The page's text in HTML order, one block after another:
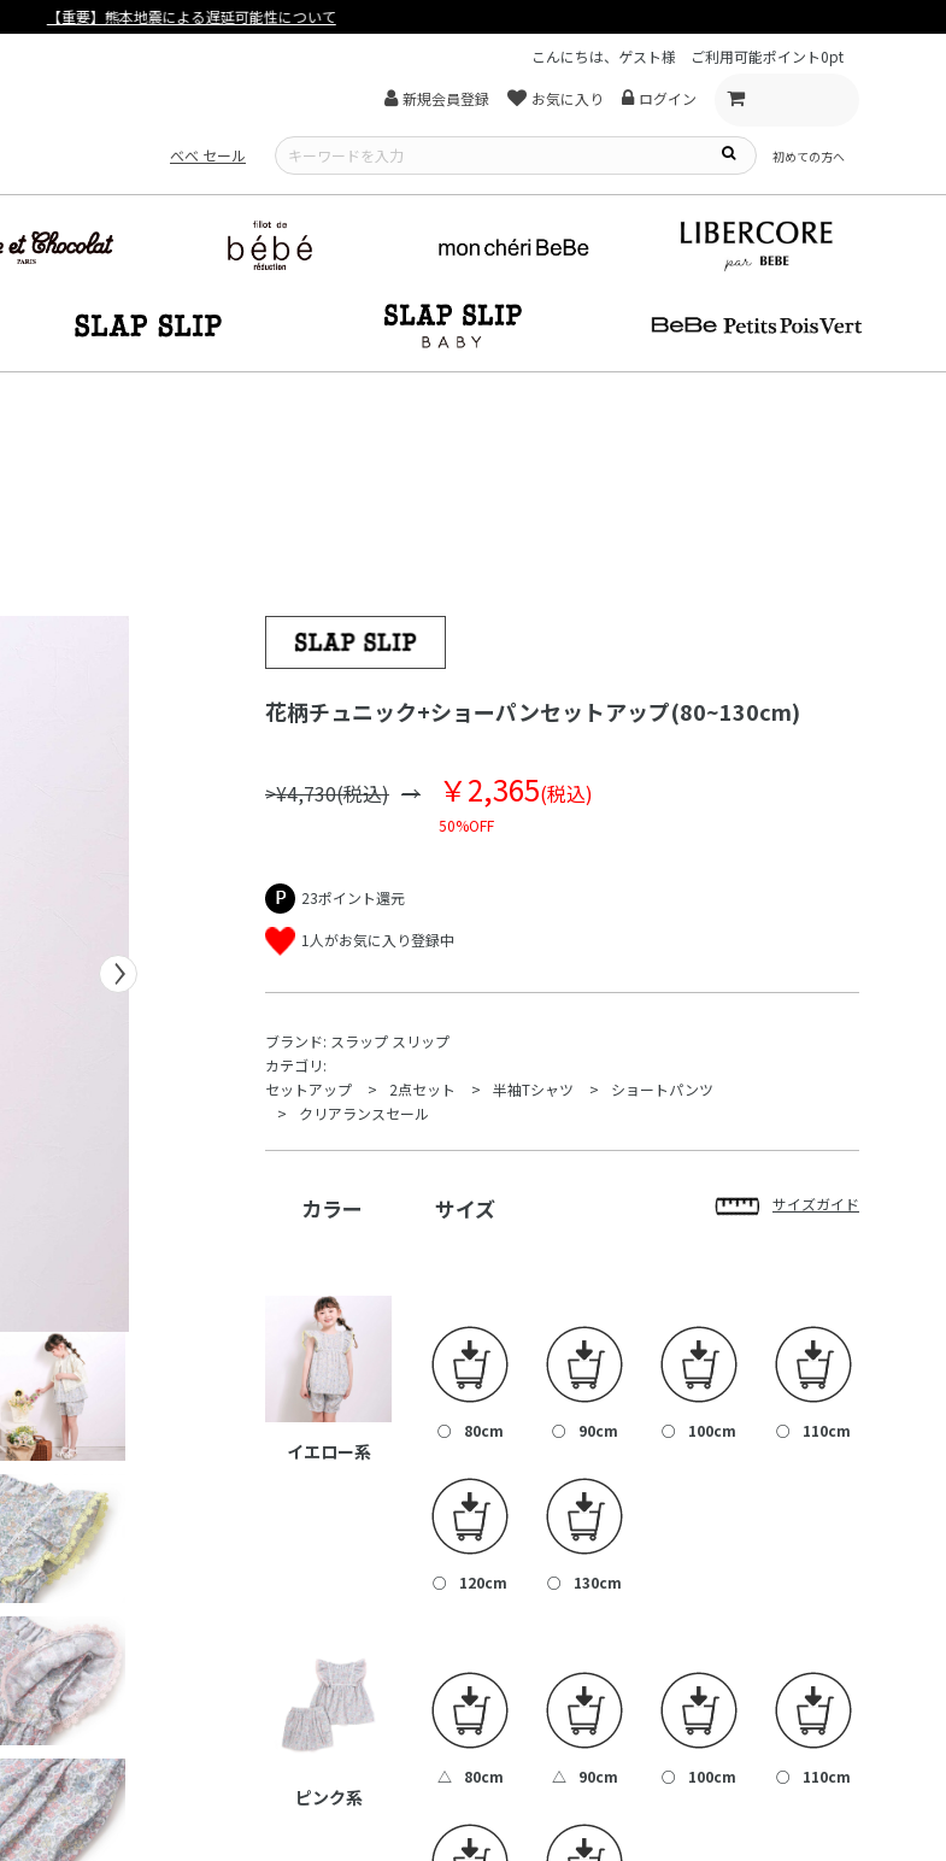
【重要】熊本地震による遅延可能性について
こんにちは、ゲスト様
ご利用可能ポイント0pt
新規会員登録 お気に入り ログイン
べべ セール 初めての方へ
花柄チュニック+ショーパンセットアップ(80~130cm)
>¥4,730(税込) ￥2,365(税込)
50%OFF
23ポイント還元
1人がお気に入り登録中
ブランド: スラップ スリップ
カテゴリ:
セットアップ
2点セット 半袖Tシャツ
ショートパンツ
クリアランスセール
カラー サイズ サイズガイド
イエロー系
○ 80cm ○ 90cm ○ 100cm ○ 110cm
○ 120cm ○ 130cm
ピンク系
△ 80cm △ 90cm ○ 100cm ○ 110cm